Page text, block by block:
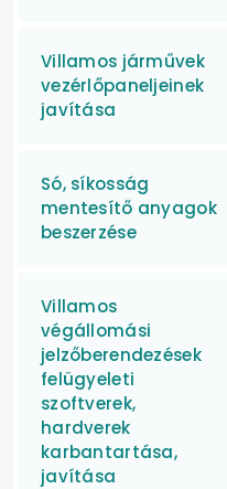
Villamos járművek
vezérlőpaneljeinek
javítása
Só, síkosság
mentesítő anyagok
beszerzése
Villamos
végállomási
jelzőberendezések
felügyeleti
szoftverek,
hardverek
karbantartása,
javítása